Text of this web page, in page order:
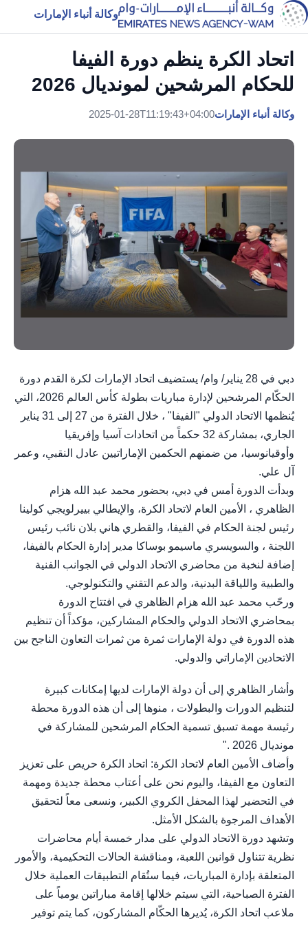
وكالة أنباء الإمارات
اتحاد الكرة ينظم دورة الفيفا
للحكام المرشحين لمونديال 2026
وكالة أنباء الإمارات2025-01-28T11:19:43+04:00
دبي في 28 يناير/ وام/ يستضيف اتحاد الإمارات لكرة القدم دورة
الحكّام المرشحين لإدارة مباريات بطولة كأس العالم 2026، التي
يُنظمها الاتحاد الدولي "الفيفا" ، خلال الفترة من 27 إلى 31 يناير
الجاري، بمشاركة 32 حكماً من اتحادات آسيا وإفريقيا
وأوقيانوسيا، من ضمنهم الحكمين الإماراتيين عادل النقبي، وعمر
آل علي.
وبدأت الدورة أمس في دبي، بحضور محمد عبد الله هزام
الظاهري ، الأمين العام لاتحاد الكرة، والإيطالي بييرلويجي كولينا
رئيس لجنة الحكام في الفيفا، والقطري هاني بلان نائب رئيس
اللجنة ، والسويسري ماسيمو بوساكا مدير إدارة الحكام بالفيفا،
إضافة لنخبة من محاضري الاتحاد الدولي في الجوانب الفنية
والطبية واللياقة البدنية، والدعم التقني والتكنولوجي.
ورحّب محمد عبد الله هزام الظاهري في افتتاح الدورة
بمحاضري الاتحاد الدولي والحكام المشاركين، مؤكداً أن تنظيم
هذه الدورة في دولة الإمارات ثمرة من ثمرات التعاون الناجح بين
الاتحادين الإماراتي والدولي.
وأشار الظاهري إلى أن دولة الإمارات لديها إمكانات كبيرة
لتنظيم الدورات والبطولات ، منوها إلى أن هذه الدورة محطة
رئيسة مهمة تسبق تسمية الحكام المرشحين للمشاركة في
مونديال 2026 ."
وأضاف الأمين العام لاتحاد الكرة: اتحاد الكرة حريص على تعزيز
التعاون مع الفيفا، واليوم نحن على أعتاب محطة جديدة ومهمة
في التحضير لهذا المحفل الكروي الكبير، ونسعى معاً لتحقيق
الأهداف المرجوة بالشكل الأمثل.
وتشهد دورة الاتحاد الدولي على مدار خمسة أيام محاضرات
نظرية تتناول قوانين اللعبة، ومناقشة الحالات التحكيمية، والأمور
المتعلقة بإدارة المباريات، فيما ستُقام التطبيقات العملية خلال
الفترة الصباحية، التي سيتم خلالها إقامة مباراتين يومياً على
ملاعب اتحاد الكرة، يُديرها الحكّام المشاركون، كما يتم توفير